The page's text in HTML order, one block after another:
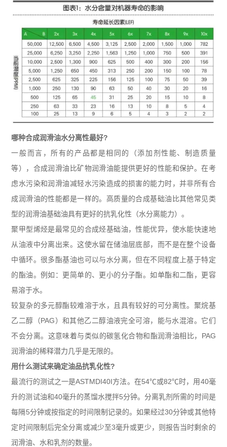
哪种合成润滑油水分离性最好?
一般而言，所有的产品都是相同的（添加剂性能、制造质量
等），合成润滑油比矿物润滑油能提供更好的性能和保护。在考
虑水污染和润滑油减轻水污染造成的损害的能力时，并非所有合
成润滑油的性能都是一样的。高质量的合成基础油比其他常见类
型的润滑油基础油具有更好的抗乳化性（水分离能力）。
聚甲型烯烃是最常见的合成烃基础油，性能优异，使水能快速地
从油液中分离出来。这使水留在储油层底部，而不是在整个设备
中循环。很多酯基油也可以与水分离，但在不同程度上基于特定
的酯油。例如：更简单的、更小的分子酯。如单酯和二酯，更容
易溶于水。
较复杂的多元醇酯较难溶于水，且具有较好的可分离性。聚烷基
乙二醇（PAG）和其他乙二醇油液完全可溶，能与水混溶。它们
不会分离。这意味着与类似的碳氢化合物和酯润滑油相比， PAG
润滑油的稀释潜力几乎是无限的。
用什么测试来确定油品抗乳化性?
最流行的测试之一是ASTMDI40I方法。在54℃或82℃时，用40毫
升的测试油和40毫升的蒸馏水搅拌5分钟。分离乳剂所需的时间是
每隔5分钟或按指定的时间限制记录的。如果经过30分钟或其他特
定时间限制后完全分离或减少至3毫升或更少，则报告当时剩余的
润滑油、水和乳剂的数量。